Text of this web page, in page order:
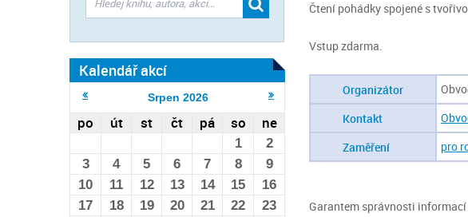
Čtení pohádky spojené s
Vstup zdarma.
Organizátor
Kontakt
Zaměření
pro
Garantem správnosti
Kalendář akcí
Srpen 2026
po út st čt pá so ne
1
2
3
4 5 6 7 8
9
10
11 12 13 14 15
16
17
18 19 20 21 22
23